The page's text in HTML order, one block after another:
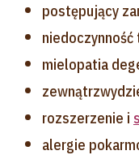
postępujący
niedoczynność
mielopatia
rozszerzenie i
alergie